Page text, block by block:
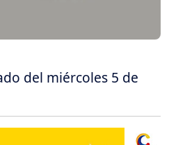
del miércoles 5 de